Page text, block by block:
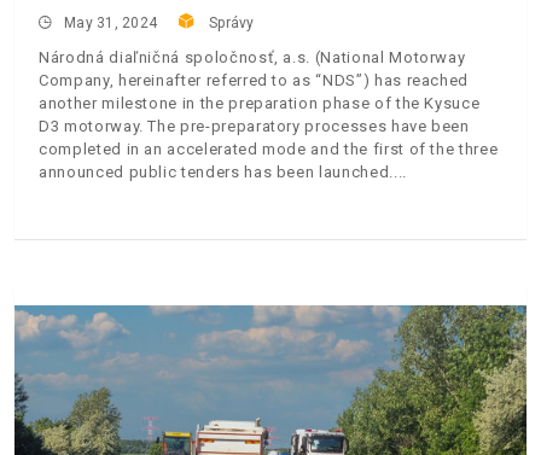
May 31, 2024 Správy
Národná diaľničná spoločnosť, a.s. (National Motorway
Company, hereinafter referred to as “NDS”) has reached
another milestone in the preparation phase of the Kysuce
D3 motorway. The pre-preparatory processes have been
completed in an accelerated mode and the first of the three
announced public tenders has been launched.